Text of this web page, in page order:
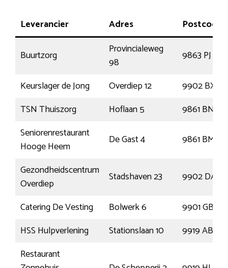
Leverancier Adres Postcode
Buurtzorg
Provincialeweg
98
9863 PJ
Keurslager de Jong
Overdiep 12
9902 BX
TSN Thuiszorg
Hoflaan 5
9861 BN
Seniorenrestaurant
Hooge Heem
De Gast 4
9861 BM
Gezondheidscentrum
Overdiep
Stadshaven 23
9902 DA
Catering De Vesting
Bolwerk 6
9901 GB
HSS Hulpverlening
Stationslaan 10
9919 AB
Restaurant